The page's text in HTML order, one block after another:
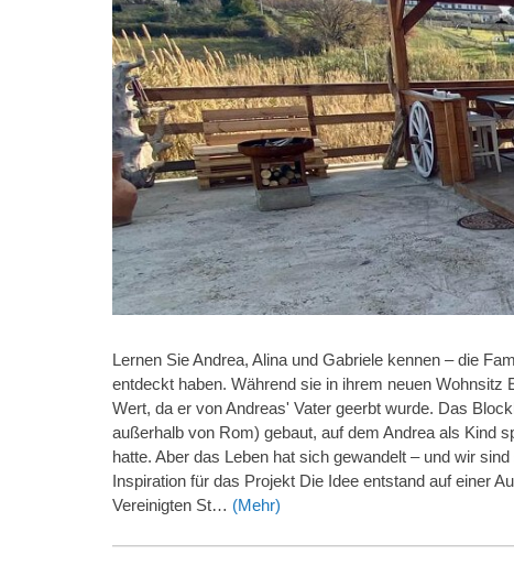
Lernen Sie Andrea, Alina und Gabriele kennen – die
entdeckt haben. Während sie in ihrem neuen
Wert, da er von Andreas' Vater geerbt wurde. Das
außerhalb von Rom) gebaut, auf dem Andrea als Kind
hatte. Aber das Leben hat sich gewandelt – und wir
Inspiration für das Projekt Die Idee entstand auf einer
Vereinigten St… (Mehr)